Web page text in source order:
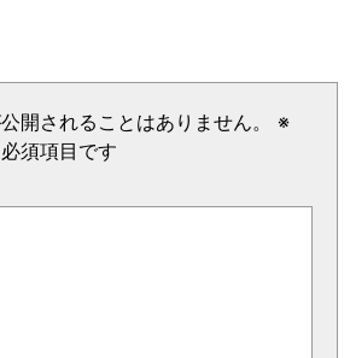
開されることはありません。
※
須項目です